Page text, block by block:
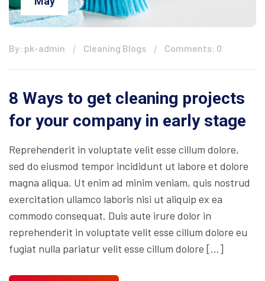
By: pk-admin Cleaning Blogs Comments: 0
8 Ways to get cleaning projects
for your company in early stage
Reprehenderit in voluptate velit esse cillum dolore,
sed do eiusmod tempor incididunt ut labore et dolore
magna aliqua. Ut enim ad minim veniam, quis nostrud
exercitation ullamco laboris nisi ut aliquip ex ea
commodo consequat. Duis aute irure dolor in
reprehenderit in voluptate velit esse cillum dolore eu
fugiat nulla pariatur velit esse cillum dolore […]